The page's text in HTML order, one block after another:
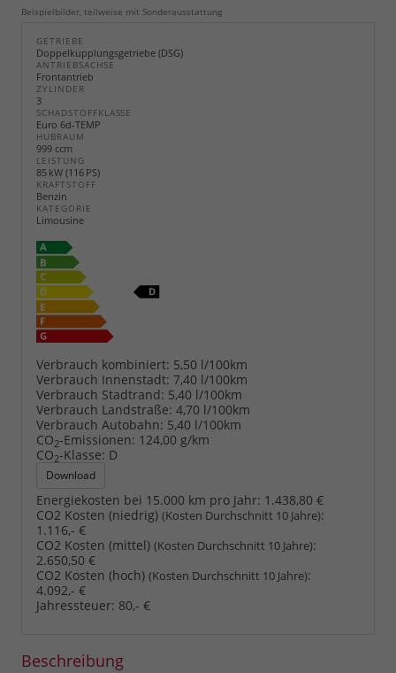
Beispielbilder, teilweise mit Sonderausstattung
GETRIEBE
Doppelkupplungsgetriebe (DSG)
ANTRIEBSACHSE
Frontantrieb
ZYLINDER
3
SCHADSTOFFKLASSE
Euro 6d-TEMP
HUBRAUM
999 ccm
LEISTUNG
85 kW (116 PS)
KRAFTSTOFF
Benzin
KATEGORIE
Limousine
Verbrauch kombiniert: 5,50 l/100km
Verbrauch Innenstadt: 7,40 l/100km
Verbrauch Stadtrand: 5,40 l/100km
Verbrauch Landstraße: 4,70 l/100km
Verbrauch Autobahn: 5,40 l/100km
CO2-Emissionen: 124,00 g/km
CO2-Klasse: D
Download
Energiekosten bei 15.000 km pro Jahr: 1.438,80 €
CO2 Kosten (niedrig) (Kosten Durchschnitt 10 Jahre):
1.116,- €
CO2 Kosten (mittel) (Kosten Durchschnitt 10 Jahre):
2.650,50 €
CO2 Kosten (hoch) (Kosten Durchschnitt 10 Jahre):
4.092,- €
Jahressteuer: 80,- €
Beschreibung